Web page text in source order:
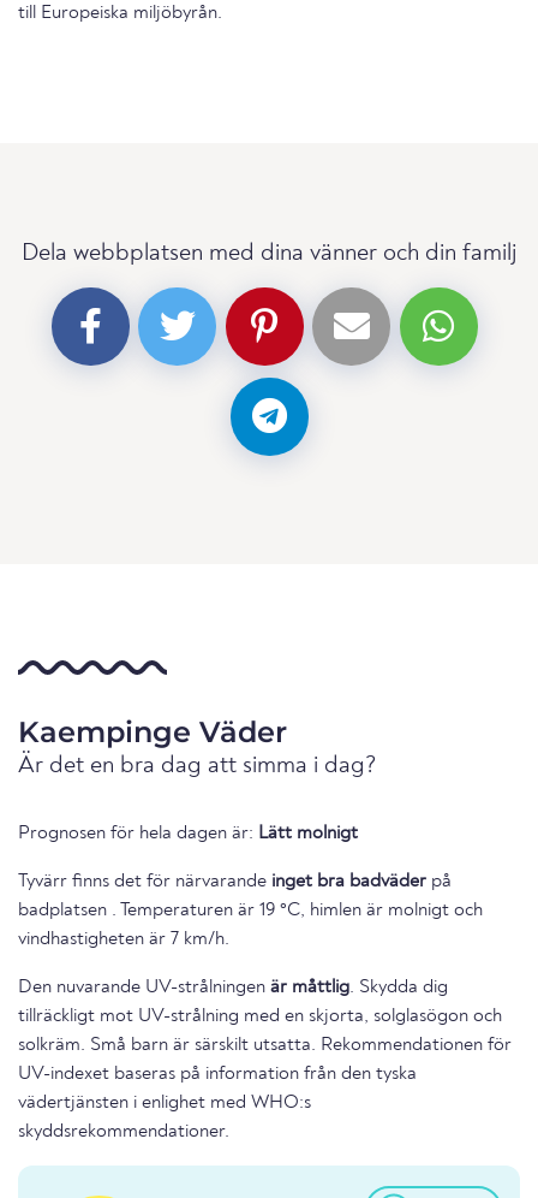
till Europeiska miljöbyrån.
Dela webbplatsen med dina vänner och din familj
Kaempinge Väder
Är det en bra dag att simma i dag?
Prognosen för hela dagen är: Lätt molnigt
Tyvärr finns det för närvarande inget bra badväder på
badplatsen . Temperaturen är 19 °C, himlen är molnigt och
vindhastigheten är 7 km/h.
Den nuvarande UV-strålningen är måttlig. Skydda dig
tillräckligt mot UV-strålning med en skjorta, solglasögon och
solkräm. Små barn är särskilt utsatta. Rekommendationen för
UV-indexet baseras på information från den tyska
vädertjänsten i enlighet med WHO:s
skyddsrekommendationer.